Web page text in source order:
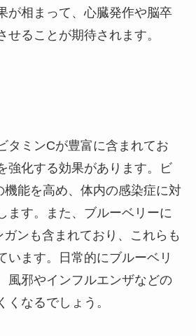
が相まって、心臓発作や脳卒
せることが期待されます。
タミンCが豊富に含まれてお
強化する効果があります。ビ
機能を高め、体内の感染症に対
ます。また、ブルーベリーに
ンも含まれており、これらも
います。日常的にブルーベリ
風邪やインフルエンザなどの
くなるでしょう。